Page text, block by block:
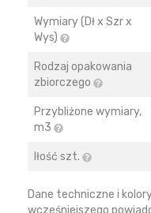
Wymiary (Dł x Szr x
Wys)
Rodzaj opakowania
zbiorczego
Przybliżone wymiary,
m3
Iłość szt.
Dane techniczne i
wcześniejszego